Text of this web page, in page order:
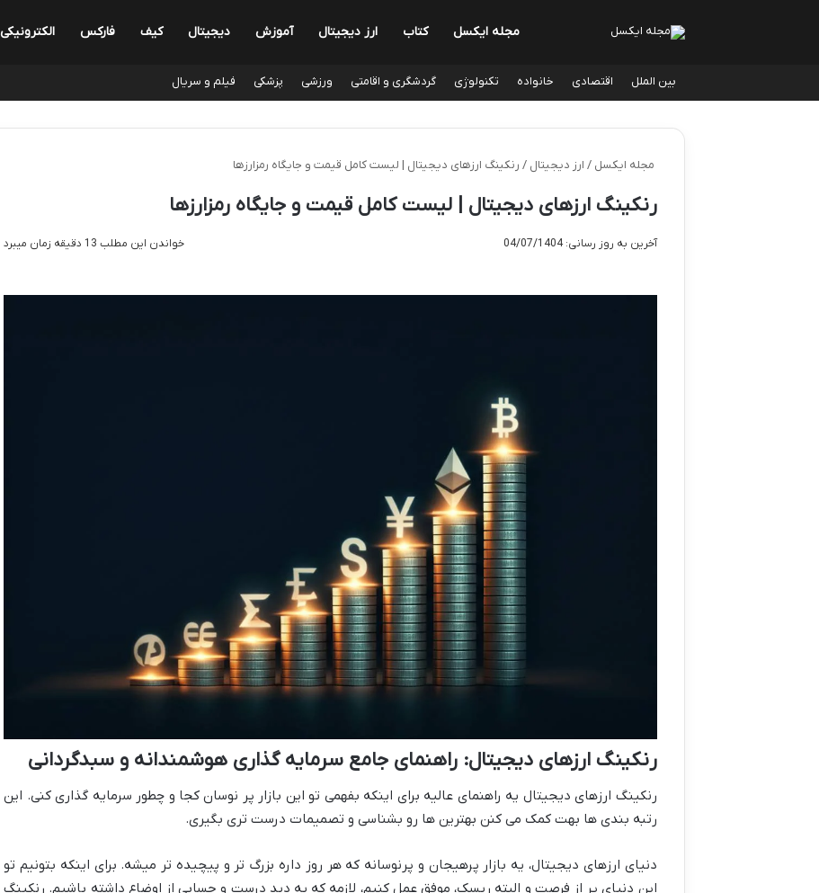
مجله ایکسل کتاب ارز دیجیتال آموزش دیجیتال کیف فارکس الکترونیکی
بین الملل اقتصادی خانواده تکنولوژی گردشگری و اقامتی ورزشی پزشکی فیلم و سریال
مجله ایکسل / ارز دیجیتال / رنکینگ ارزهای دیجیتال | لیست کامل قیمت و جایگاه رمزارزها
رنکینگ ارزهای دیجیتال | لیست کامل قیمت و جایگاه رمزارزها
آخرین به روز رسانی: 04/07/1404 خواندن این مطلب 13 دقیقه زمان میبرد
رنکینگ ارزهای دیجیتال: راهنمای جامع سرمایه گذاری هوشمندانه و سبدگردانی
رنکینگ ارزهای دیجیتال یه راهنمای عالیه برای اینکه بفهمی تو این بازار پر نوسان کجا و چطور سرمایه گذاری کنی. این
رتبه بندی ها بهت کمک می کنن بهترین ها رو بشناسی و تصمیمات درست تری بگیری.
دنیای ارزهای دیجیتال، یه بازار پرهیجان و پرنوسانه که هر روز داره بزرگ تر و پیچیده تر میشه. برای اینکه بتونیم تو
این دنیای پر از فرصت و البته ریسک، موفق عمل کنیم، لازمه که یه دید درست و حسابی از اوضاع داشته باشیم. رنکینگ